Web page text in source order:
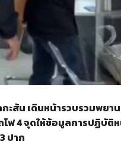
สัน เดินหน้ารวบรวมพย
ไฟ 4 จุดให้ข้อมูลการปฏิบั
ปาก